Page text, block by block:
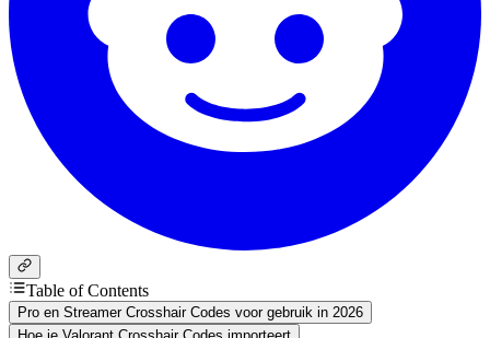
Table of Contents
Pro en Streamer Crosshair Codes voor gebruik in 2026